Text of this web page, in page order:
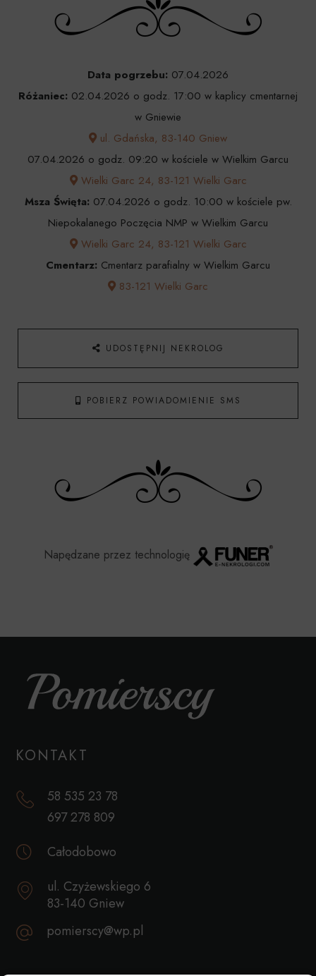
Data pogrzebu: 07.04.2026
Różaniec: 02.04.2026 o godz. 17:00 w kaplicy cmentarnej
w Gniewie
ul. Gdańska, 83-140 Gniew
07.04.2026 o godz. 09:20 w kościele w Wielkim Garcu
Wielki Garc 24, 83-121 Wielki Garc
Msza Święta: 07.04.2026 o godz. 10:00 w kościele pw.
Niepokalanego Poczęcia NMP w Wielkim Garcu
Wielki Garc 24, 83-121 Wielki Garc
Cmentarz: Cmentarz parafialny w Wielkim Garcu
83-121 Wielki Garc
UDOSTĘPNIJ NEKROLOG
POBIERZ POWIADOMIENIE SMS
Napędzane przez technologię
KONTAKT
58 535 23 78
697 278 809
Całodobowo
ul. Czyżewskiego 6
83-140 Gniew
pomierscy@wp.pl